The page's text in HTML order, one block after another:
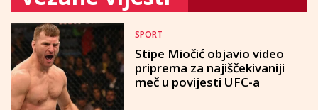
SPORT
Stipe Miočić objavio video
priprema za najiščekivaniji
meč u povijesti UFC-a